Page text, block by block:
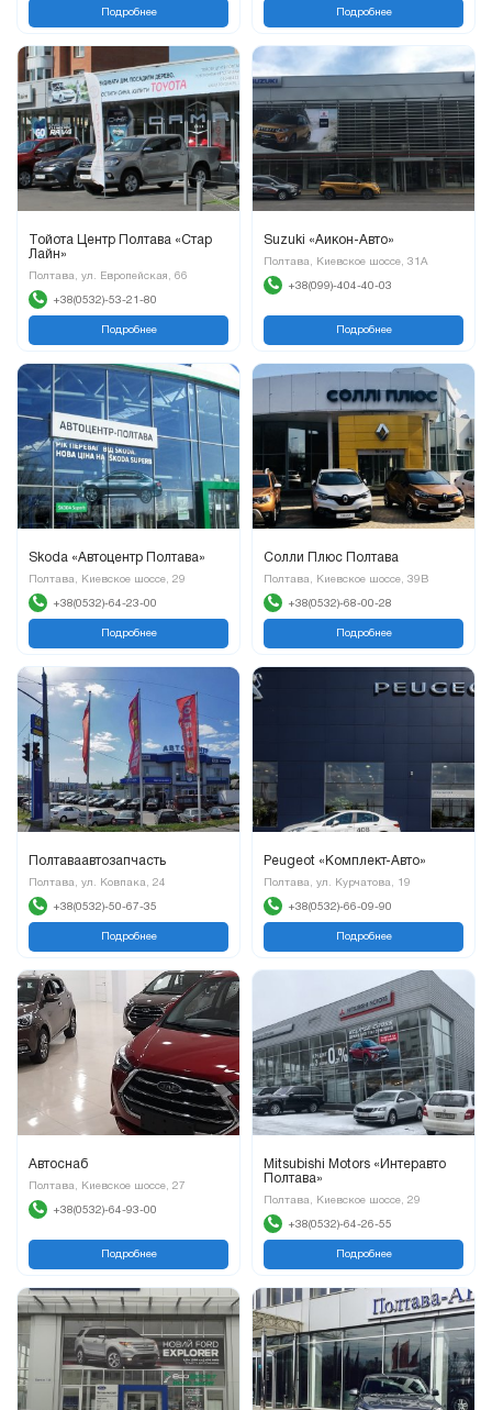
Подробнее Подробнее
Тойота Центр Полтава «Стар
Лайн»
Полтава, ул. Европейская, 66
+38(0532)-53-21-80
Подробнее
Suzuki «Аикон-Авто»
Полтава, Киевское шоссе, 31А
+38(099)-404-40-03
Подробнее
Skoda «Автоцентр Полтава»
Полтава, Киевское шоссе, 29
+38(0532)-64-23-00
Подробнее
Солли Плюс Полтава
Полтава, Киевское шоссе, 39В
+38(0532)-68-00-28
Подробнее
Полтаваавтозапчасть
Полтава, ул. Ковпака, 24
+38(0532)-50-67-35
Подробнее
Peugeot «Комплект-Авто»
Полтава, ул. Курчатова, 19
+38(0532)-66-09-90
Подробнее
Автоснаб
Полтава, Киевское шоссе, 27
+38(0532)-64-93-00
Подробнее
Mitsubishi Motors «Интеравто
Полтава»
Полтава, Киевское шоссе, 29
+38(0532)-64-26-55
Подробнее